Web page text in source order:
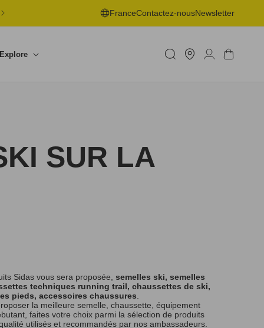
LIVRAISON OFFERTE EN POINT DE RETRAIT DÈS 50€ -
RETOURS SOUS 30J
FranceContactez-nousNewsletter
Explore
un
shop
ConnexionPanier
SUR LA
Sidas vous sera proposée, semelles ski, semelles
techniques running trail, chaussettes de ski,
pieds, accessoires chaussures
la meilleure semelle, chaussette, équipement
faites votre choix parmi la sélection de produits
utilisés et recommandés par nos ambassadeurs.